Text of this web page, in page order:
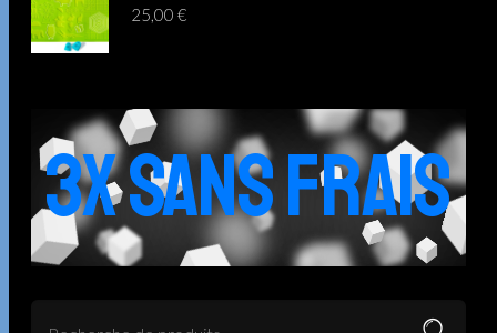
25,00€
3X SANS FRAIS